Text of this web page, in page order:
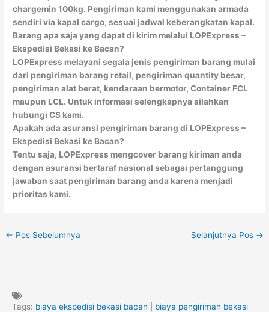
chargemin 100kg. Pengiriman kami menggunakan armada
sendiri via kapal cargo, sesuai jadwal keberangkatan kapal.
Barang apa saja yang dapat di kirim melalui LOPExpress –
Ekspedisi Bekasi ke Bacan?
LOPExpress melayani segala jenis pengiriman barang mulai
dari pengiriman barang retail, pengiriman quantity besar,
pengiriman alat berat, kendaraan bermotor, Container FCL
maupun LCL. Untuk informasi selengkapnya silahkan
hubungi CS kami.
Apakah ada asuransi pengiriman barang di LOPExpress –
Ekspedisi Bekasi ke Bacan?
Tentu saja, LOPExpress mengcover barang kiriman anda
dengan asuransi bertaraf nasional sebagai pertanggung
jawaban saat pengiriman barang anda karena menjadi
prioritas kami.
← Pos Sebelumnya Selanjutnya Pos →
Tags: biaya ekspedisi bekasi bacan
biaya pengiriman bekasi